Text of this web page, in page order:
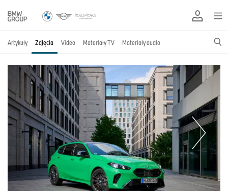
Artykuły Zdjęcia Video Materiały TV Materiały audio